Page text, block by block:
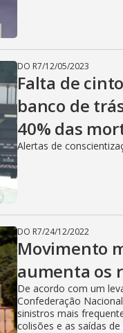
DO R7/12/05/2023
Falta de
banco de
40% das
Alertas de
DO R7/24/12/2022
Movimento
aumenta os
De acordo com um
Confederação
sinistros mais
colisões e as saídas de